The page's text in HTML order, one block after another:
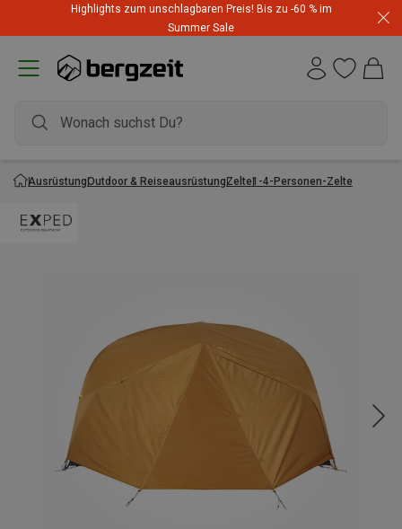
Highlights zum unschlagbaren Preis! Bis zu -60 % im
Summer Sale
AusrüstungOutdoor & ReiseausrüstungZelte1-4-Personen-Zelte